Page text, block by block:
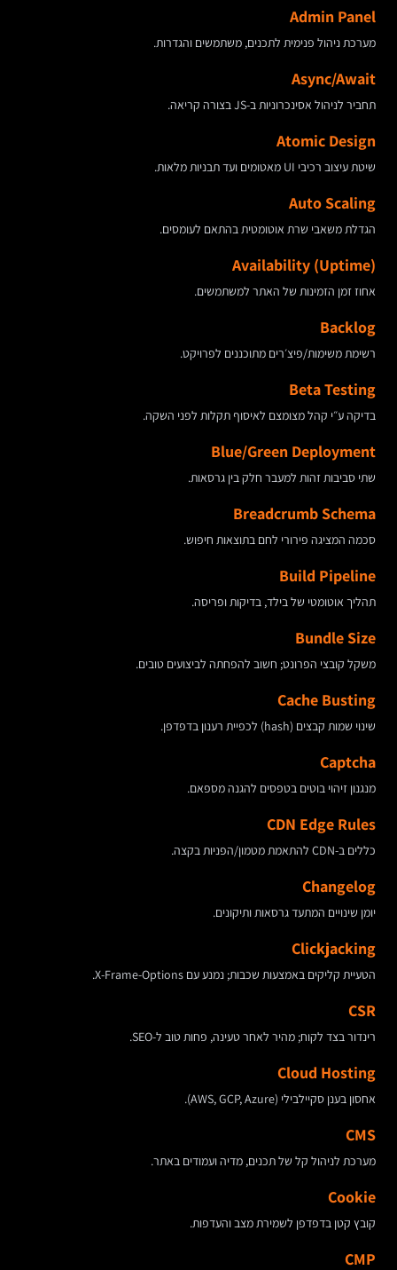
Admin Panel
מערכת ניהול פנימית לתכנים, משתמשים והגדרות.
Async/Await
תחביר לניהול אסינכרוניות ב-JS בצורה קריאה.
Atomic Design
שיטת עיצוב רכיבי UI מאטומים ועד תבניות מלאות.
Auto Scaling
הגדלת משאבי שרת אוטומטית בהתאם לעומסים.
Availability (Uptime)
אחוז זמן הזמינות של האתר למשתמשים.
Backlog
רשימת משימות/פיצ׳רים מתוכננים לפרויקט.
Beta Testing
בדיקה ע״י קהל מצומצם לאיסוף תקלות לפני השקה.
Blue/Green Deployment
שתי סביבות זהות למעבר חלק בין גרסאות.
Breadcrumb Schema
סכמה המציגה פירורי לחם בתוצאות חיפוש.
Build Pipeline
תהליך אוטומטי של בילד, בדיקות ופריסה.
Bundle Size
משקל קובצי הפרונט; חשוב להפחתה לביצועים טובים.
Cache Busting
שינוי שמות קבצים (hash) לכפיית רענון בדפדפן.
Captcha
מנגנון זיהוי בוטים בטפסים להגנה מספאם.
CDN Edge Rules
כללים ב-CDN להתאמת מטמון/הפניות בקצה.
Changelog
יומן שינויים המתעד גרסאות ותיקונים.
Clickjacking
הטעיית קליקים באמצעות שכבות; נמנע עם X-Frame-Options.
CSR
רינדור בצד לקוח; מהיר לאחר טעינה, פחות טוב ל-SEO.
Cloud Hosting
אחסון בענן סקיילבילי (AWS, GCP, Azure).
CMS
מערכת לניהול קל של תכנים, מדיה ועמודים באתר.
Cookie
קובץ קטן בדפדפן לשמירת מצב והעדפות.
CMP